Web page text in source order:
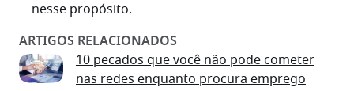
nesse propósito.
10 pecados que você não pode cometer
nas redes enquanto procura emprego